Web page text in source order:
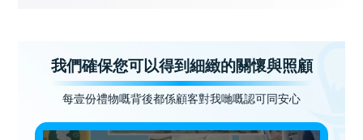
我們確保您可以得到細緻的關懷與照顧
每壹份禮物嘅背後都係顧客對我哋嘅認可同安心